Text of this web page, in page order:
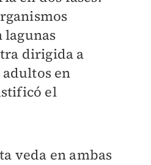
lagunas
dirigida a
en
el
veda en ambas